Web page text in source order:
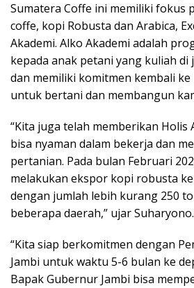
Sumatera Coffe ini memiliki fokus
coffe, kopi Robusta dan Arabica,
Akademi. Alko Akademi adalah
kepada anak petani yang kuliah
dan memiliki komitmen kembali
untuk bertani dan membangun
“Kita juga telah memberikan Holis
bisa nyaman dalam bekerja dan
pertanian. Pada bulan Februari
melakukan ekspor kopi robusta
dengan jumlah lebih kurang 250
beberapa daerah,” ujar Suharyono.
“Kita siap berkomitmen dengan
Jambi untuk waktu 5-6 bulan ke
Bapak Gubernur Jambi bisa